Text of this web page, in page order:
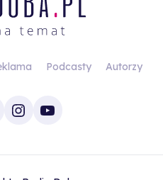
Podcasty Autorzy
Instagram
YouTube